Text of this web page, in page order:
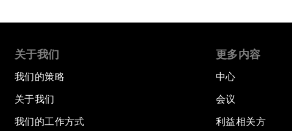
关于我们
我们的策略
关于我们
我们的工作方式
更多内容
中心
会议
利益相关方